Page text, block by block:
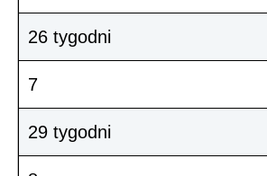
26 tygodni
7
29 tygodni